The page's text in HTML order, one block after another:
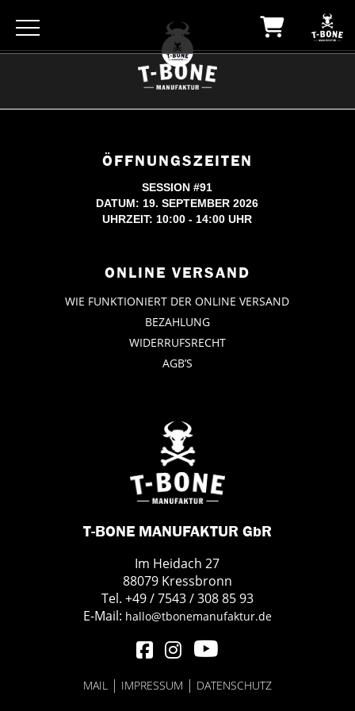
ÖFFNUNGSZEITEN
SESSION #91
DATUM: 19. SEPTEMBER 2026
UHRZEIT: 10:00 - 14:00 UHR
ONLINE VERSAND
WIE FUNKTIONIERT DER ONLINE VERSAND
BEZAHLUNG
WIDERRUFSRECHT
AGB’S
T-BONE MANUFAKTUR GbR
Im Heidach 27
88079 Kressbronn
Tel. +49 / 7543 / 308 85 93
E-Mail: hallo@tbonemanufaktur.de
MAIL| IMPRESSUM | DATENSCHUTZ